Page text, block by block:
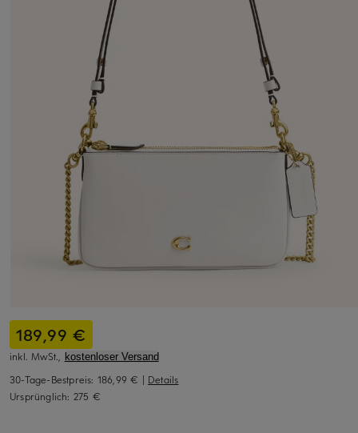
189,99 €
inkl. MwSt., kostenloser Versand
30-Tage-Bestpreis: 186,99 € | Details
Ursprünglich: 275 €